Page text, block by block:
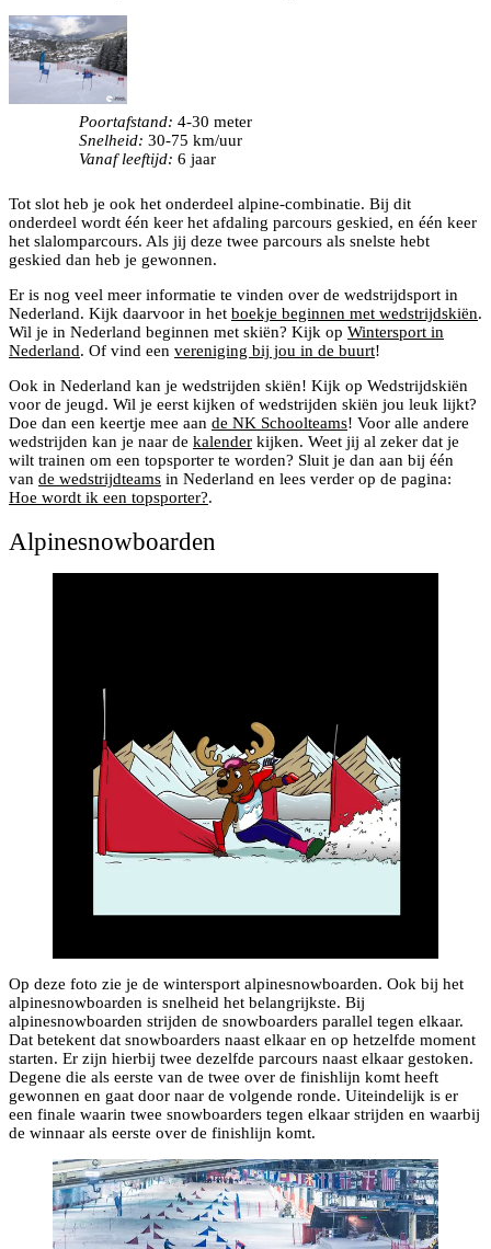
Poortafstand: 4-30 meter
Snelheid: 30-75 km/uur
Vanaf leeftijd: 6 jaar
Tot slot heb je ook het onderdeel alpine-combinatie. Bij dit
onderdeel wordt één keer het afdaling parcours geskied, en één keer
het slalomparcours. Als jij deze twee parcours als snelste hebt
geskied dan heb je gewonnen.
Er is nog veel meer informatie te vinden over de wedstrijdsport in
Nederland. Kijk daarvoor in het boekje beginnen met wedstrijdskiën.
Wil je in Nederland beginnen met skiën? Kijk op Wintersport in
Nederland. Of vind een vereniging bij jou in de buurt!
Ook in Nederland kan je wedstrijden skiën! Kijk op Wedstrijdskiën
voor de jeugd. Wil je eerst kijken of wedstrijden skiën jou leuk lijkt?
Doe dan een keertje mee aan de NK Schoolteams! Voor alle andere
wedstrijden kan je naar de kalender kijken. Weet jij al zeker dat je
wilt trainen om een topsporter te worden? Sluit je dan aan bij één
van de wedstrijdteams in Nederland en lees verder op de pagina:
Hoe wordt ik een topsporter?.
Alpinesnowboarden
Op deze foto zie je de wintersport alpinesnowboarden. Ook bij het
alpinesnowboarden is snelheid het belangrijkste. Bij
alpinesnowboarden strijden de snowboarders parallel tegen elkaar.
Dat betekent dat snowboarders naast elkaar en op hetzelfde moment
starten. Er zijn hierbij twee dezelfde parcours naast elkaar gestoken.
Degene die als eerste van de twee over de finishlijn komt heeft
gewonnen en gaat door naar de volgende ronde. Uiteindelijk is er
een finale waarin twee snowboarders tegen elkaar strijden en waarbij
de winnaar als eerste over de finishlijn komt.